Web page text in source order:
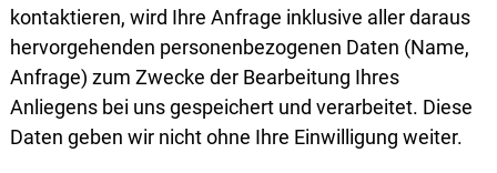
kontaktieren, wird Ihre Anfrage inklusive aller daraus
hervorgehenden personenbezogenen Daten (Name,
Anfrage) zum Zwecke der Bearbeitung Ihres
Anliegens bei uns gespeichert und verarbeitet. Diese
Daten geben wir nicht ohne Ihre Einwilligung weiter.